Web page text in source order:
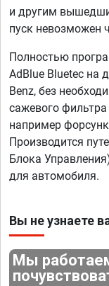
и другим
пуск невозможен
Полностью
AdBlue Bluetec на
Benz, без
сажевого
например
Производится
Блока
для автомобиля.
Вы не узнаете
Мы